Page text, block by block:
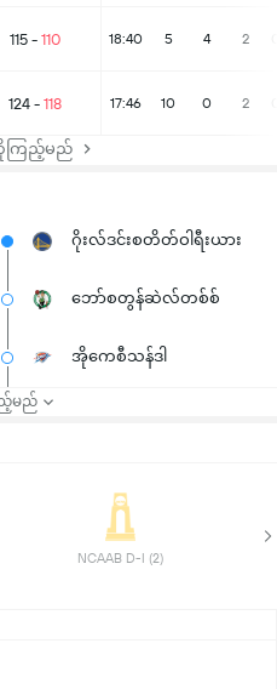
115 - 110 18:40 5 4 2
124 - 118 17:46 10 0 2
ကြည့်မည်
ဂိုးလ်ဒင်းစတိတ်ဝါရီးယား
ဘော်စတွန်ဆဲလ်တစ်စ်
အိုကေစီသန်ဒါ
မည်
NCAAB D-I (2)